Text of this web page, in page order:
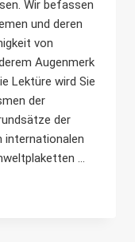
Wir befassen
und deren
von
Augenmerk
Lektüre wird Sie
der
der
internationalen
...